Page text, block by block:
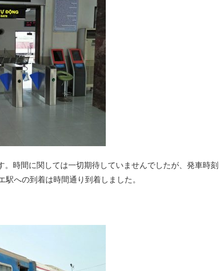
時間に関しては一切期待していませんでしたが、発車時刻
への到着は時間通り到着しました。